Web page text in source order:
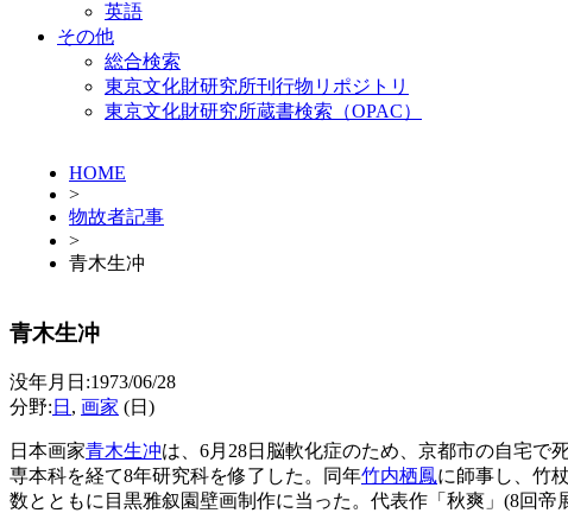
英語
その他
総合検索
東京文化財研究所刊行物リポジトリ
東京文化財研究所蔵書検索（OPAC）
HOME
>
物故者記事
>
青木生冲
青木生冲
没年月日:1973/06/28
分野: 日 , 画家 (日)
日本画家青木生冲は、6月28日脳軟化症のため、京都市の自宅で
専本科を経て8年研究科を修了した。同年竹内栖鳳に師事し、竹
数とともに目黒雅叙園壁画制作に当った。代表作「秋爽」(8回帝